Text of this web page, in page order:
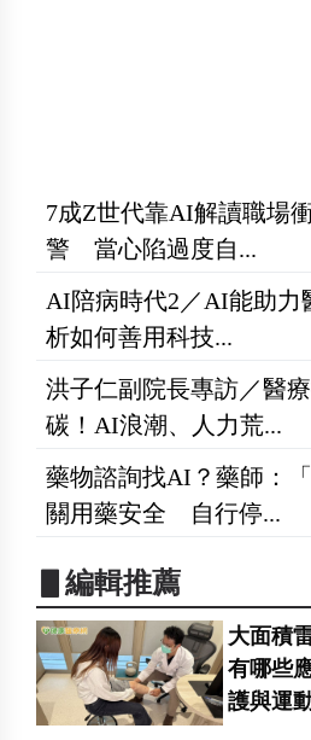
7成Z世代靠AI解讀職場
警 當心陷過度自...
AI陪病時代2／AI能助力
析如何善用科技...
洪子仁副院長專訪／醫療
碳！AI浪潮、人力荒...
藥物諮詢找AI？藥師：
關用藥安全 自行停...
▋編輯推薦
大面積
有哪些